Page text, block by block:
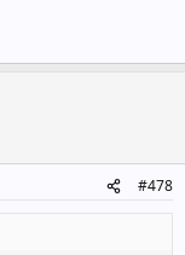
#478